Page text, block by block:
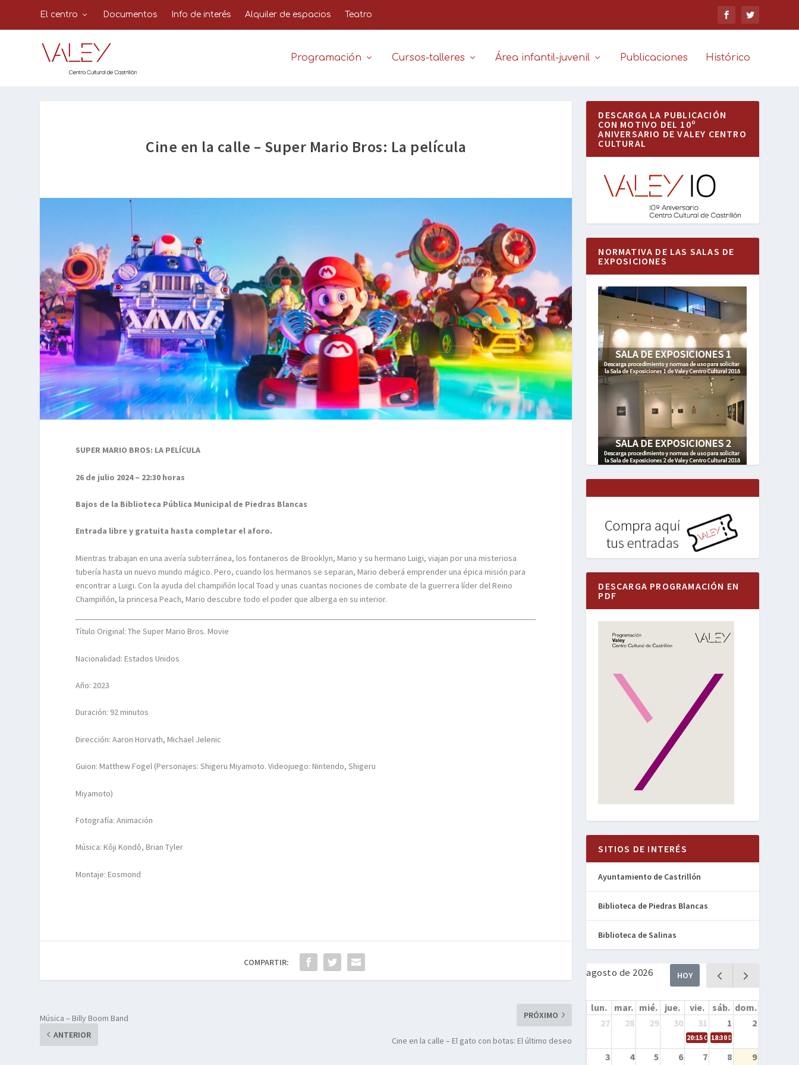
El centro Documentos Info de interés Alquiler de espacios Teatro
Programación Cursos-talleres Área infantil-juvenil Publicaciones Histórico
Cine en la calle – Super Mario Bros: La película
SUPER MARIO BROS: LA PELÍCULA
26 de julio 2024 – 22:30 horas
Bajos de la Biblioteca Pública Municipal de Piedras Blancas
Entrada libre y gratuita hasta completar el aforo.
Mientras trabajan en una avería subterránea, los fontaneros de Brooklyn, Mario y suhermano Luigi, viajan por una misteriosa
tubería hasta un nuevo mundo mágico. Pero, cuando los hermanos se separan, Mario deberá emprender una épica misión para
encontrar aLuigi. Con la ayuda del champiñón local Toad y unas cuantas nociones de combate de la guerrera líder del Reino
Champiñón, la princesa Peach, Mario descubre todo el poder que alberga en su interior.
Título Original: The Super Mario Bros. Movie
Nacionalidad: Estados Unidos
Año: 2023
Duración: 92 minutos
Dirección: Aaron Horvath, Michael Jelenic
Guion: Matthew Fogel (Personajes: Shigeru Miyamoto. Videojuego: Nintendo, Shigeru
Miyamoto)
Fotografía: Animación
Música: Kôji Kondô, Brian Tyler
Montaje: Eosmond
COMPARTIR:
Música – Billy Boom Band
ANTERIOR
PRÓXIMO
Cine en la calle – El gato con botas: El último deseo
DESCARGA LA PUBLICACIÓN
CON MOTIVO DEL 10º
ANIVERSARIO DE VALEY CENTRO
CULTURAL
NORMATIVA DE LAS SALAS DE
EXPOSICIONES
DESCARGA PROGRAMACIÓN EN
PDF
SITIOS DE INTERÉS
Ayuntamiento de Castrillón
Biblioteca de Piedras Blancas
Biblioteca de Salinas
agosto de 2026 HOY
lun. mar. mié. jue. vie. sáb. dom.
27
28 29 30 31 1 2
20:15Cine en la calle – Cómo
18:30Danza – Cita en el
3 4 5 6 7 8 9